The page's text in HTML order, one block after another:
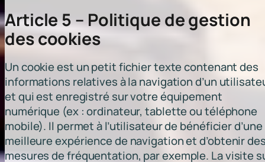
Article 5 – Politique de gestion
des cookies
Un cookie est un petit fichier texte contenant des
informations relatives à la navigation d’un
et qui est enregistré sur votre équipement
numérique (ex : ordinateur, tablette ou téléphone
mobile). Il permet à l’utilisateur de bénéficier d’une
meilleure expérience de navigation et d’obtenir
mesures de fréquentation, par exemple. La visite